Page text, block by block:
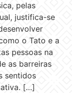
pelas
justifica-se
o Tato e a
pessoas na
as barreiras
sentidos
[…]